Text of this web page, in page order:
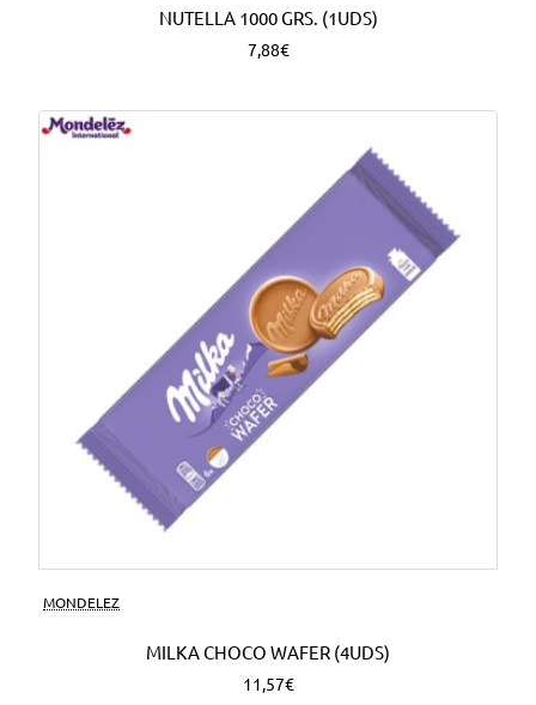
NUTELLA 1000 GRS. (1UDS)
7,88€
MONDELEZ
MILKA CHOCO WAFER (4UDS)
11,57€